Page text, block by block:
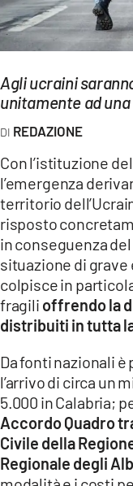
Streaming
LAC NETWORK
LAC ONAIR
Network
LACPLAY.IT
LACTV.IT
LACONAIR.IT
LACITYMAG.IT
ILREGGINO.IT
ILVIBONESE.IT
Agli ucraini
unitamente ad
REDAZIONE
Con l’istituzione
l’emergenza
territorio
risposto
in conseguenza
situazione di
colpisce in
fragili offrendo la
distribuiti in tutta
Da fonti nazionali
l’arrivo di circa un
5.000 in Calabria;
Accordo Quadro
Civile della
Regionale degli